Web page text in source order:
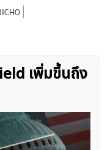
เพิ่มขึ้นถึง